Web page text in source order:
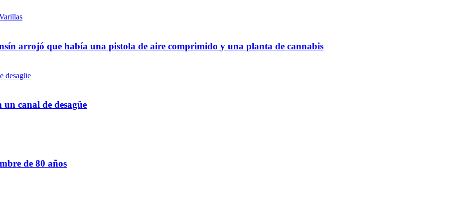
arrojó que había una pistola de aire comprimido y una planta de cannabis
canal de desagüe
de 80 años